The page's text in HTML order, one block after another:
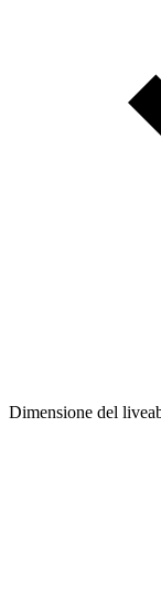
Dimensione del